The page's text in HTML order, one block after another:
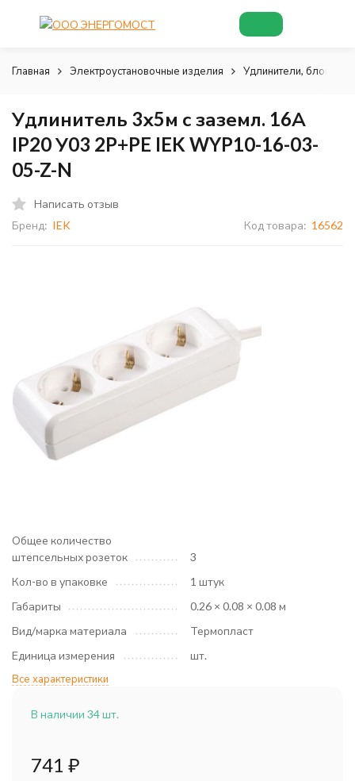
Главная Электроустановочные изделия Удлинители, блоки
Удлинитель 3х5м с заземл. 16А
IP20 У03 2P+PE IEK WYP10-16-03-
05-Z-N
Написать отзыв
Бренд: IEK Код товара: 16562
Общее количество
штепсельных розеток
3
Кол-во в упаковке
1 штук
Габариты
0.26 × 0.08 × 0.08 м
Вид/марка материала
Термопласт
Единица измерения
шт.
Все характеристики
В наличии 34 шт.
741 ₽